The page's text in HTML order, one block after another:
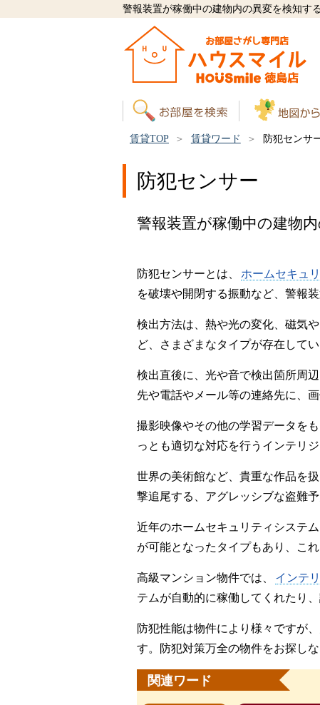
警報装置が稼働中の建物内の異変を検知す
賃貸TOP 賃貸ワード 防犯センサ
防犯センサー
警報装置が稼働中の建物
防犯センサーとは、 ホームセキュ
を破壊や開閉する振動など、警報
検出方法は、熱や光の変化、磁気
ど、さまざまなタイプが存在してい
検出直後に、光や音で検出箇所周
先や電話やメール等の連絡先に、
撮影映像やその他の学習データを
っとも適切な対応を行うインテリ
世界の美術館など、貴重な作品を
撃追尾する、アグレッシブな盗難
近年のホームセキュリティシステ
が可能となったタイプもあり、こ
高級マンション物件では、 インテ
テムが自動的に稼働してくれたり
防犯性能は物件により様々ですが
す。防犯対策万全の物件をお探し
関連ワード